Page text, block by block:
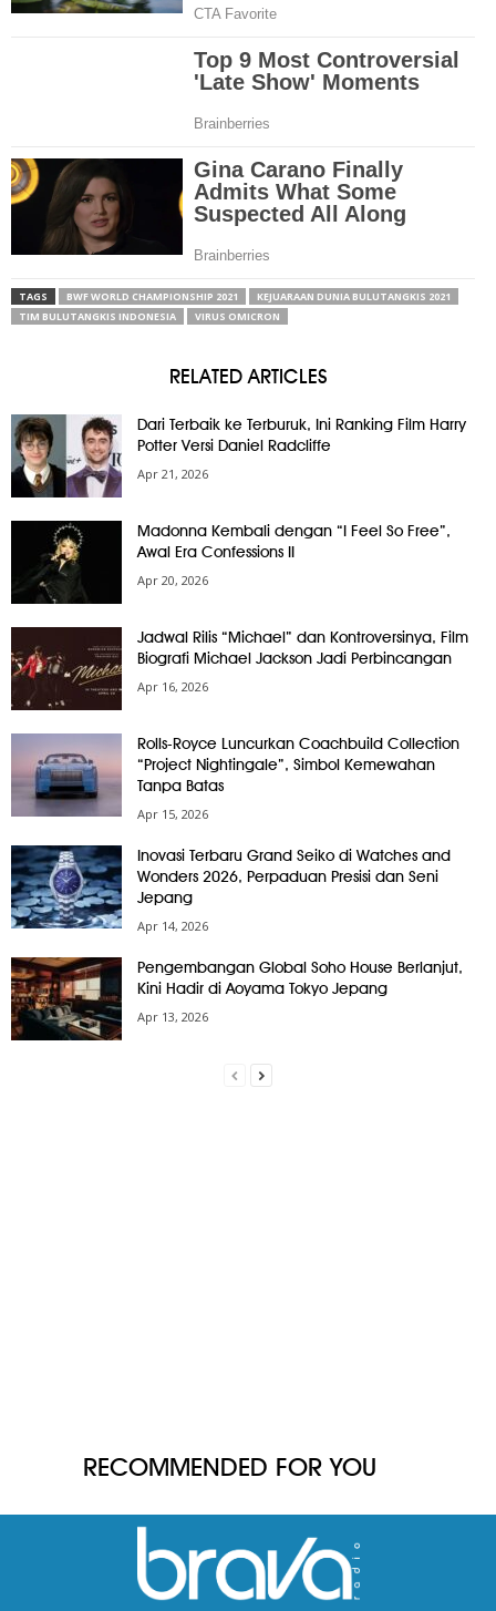
TAGS BWF WORLD CHAMPIONSHIP 2021
KEJUARAAN DUNIA BULUTANGKIS 2021
TIM BULUTANGKIS INDONESIA
VIRUS OMICRON
RELATED ARTICLES
Dari Terbaik ke Terburuk, Ini Ranking Film Harry
Potter Versi Daniel Radcliffe
Apr 21, 2026
Madonna Kembali dengan “I Feel So Free”,
Awal Era Confessions II
Apr 20, 2026
Jadwal Rilis “Michael” dan Kontroversinya, Film
Biografi Michael Jackson Jadi Perbincangan
Apr 16, 2026
Rolls-Royce Luncurkan Coachbuild Collection
“Project Nightingale”, Simbol Kemewahan
Tanpa Batas
Apr 15, 2026
Inovasi Terbaru Grand Seiko di Watches and
Wonders 2026, Perpaduan Presisi dan Seni
Jepang
Apr 14, 2026
Pengembangan Global Soho House Berlanjut,
Kini Hadir di Aoyama Tokyo Jepang
Apr 13, 2026
RECOMMENDED FOR YOU